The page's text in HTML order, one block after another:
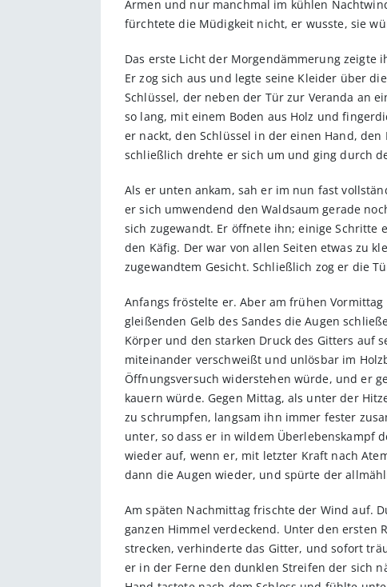
Armen und nur manchmal im kühlen
fürchtete die Müdigkeit nicht, er wusste, sie
Das erste Licht der Morgendämmerung
Er zog sich aus und legte seine Kleider über
Schlüssel, der neben der Tür zur Veranda an
so lang, mit einem Boden aus Holz und
er nackt, den Schlüssel in der einen Hand,
schließlich drehte er sich um und ging durch
Als er unten ankam, sah er im nun fast
er sich umwendend den Waldsaum gerade
sich zugewandt. Er öffnete ihn; einige Schritte
den Käfig. Der war von allen Seiten etwas zu
zugewandtem Gesicht. Schließlich zog er die
Anfangs fröstelte er. Aber am frühen
gleißenden Gelb des Sandes die Augen
Körper und den starken Druck des Gitters auf
miteinander verschweißt und unlösbar im
Öffnungsversuch widerstehen würde, und er
kauern würde. Gegen Mittag, als unter der
zu schrumpfen, langsam ihn immer fester
unter, so dass er in wildem Überlebenskampf
wieder auf, wenn er, mit letzter Kraft nach
dann die Augen wieder, und spürte der
Am späten Nachmittag frischte der Wind auf.
ganzen Himmel verdeckend. Unter den ersten
strecken, verhinderte das Gitter, und sofort
er in der Ferne den dunklen Streifen der sich